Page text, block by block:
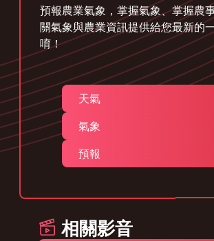
預報農業氣象，掌握氣象、掌握農
關氣象與農業資訊提供給您最新的
唷！
天氣
氣象
預報
相關影音